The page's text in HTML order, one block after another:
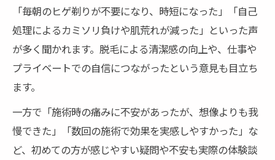
「毎朝のヒゲ剃りが不要になり、時短になった」「自己
処理によるカミソリ負けや肌荒れが減った」といった声
が多く聞かれます。脱毛による清潔感の向上や、仕事や
プライベートでの自信につながったという意見も目立ち
ます。
一方で「施術時の痛みに不安があったが、想像よりも我
慢できた」「数回の施術で効果を実感しやすかった」な
ど、初めての方が感じやすい疑問や不安も実際の体験談